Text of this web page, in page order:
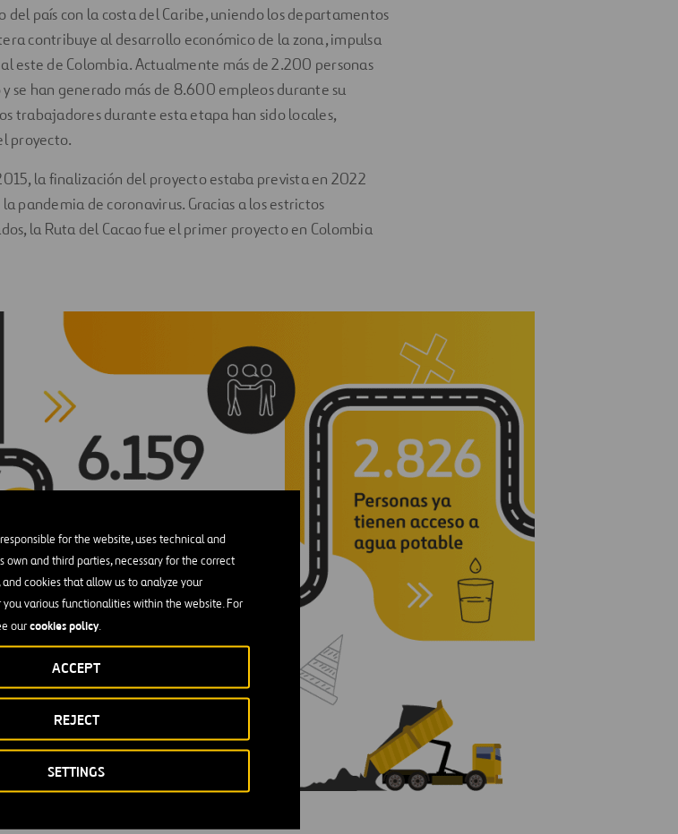
for the website, uses technical and
own and third parties, necessary for the correct
cookies that allow us to analyze your
various functionalities within the website. For
ourcookies policy.
SETTINGS
REJECT
ACCEPT
país con la costa del Caribe, uniendo los departamentos
contribuye al desarrollo económico de la zona, impulsa
este de Colombia. Actualmente más de 2.200 personas
se han generado más de 8.600 empleos durante su
trabajadores durante esta etapa han sido locales,
proyecto.
la finalización del proyecto estaba prevista en 2022
pandemia de coronavirus. Gracias a los estrictos
la Ruta del Cacao fue el primer proyecto en Colombia